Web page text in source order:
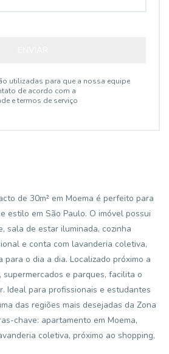
utilizadas para que a nossa equipe
de acordo com a
e termos de serviço
de 30m² em Moema é perfeito para
estilo em São Paulo. O imóvel possui
sala de estar iluminada, cozinha
e conta com lavanderia coletiva,
para o dia a dia. Localizado próximo a
e parques, facilita o
Ideal para profissionais e estudantes
das regiões mais desejadas da Zona
chave: apartamento em Moema,
coletiva, próximo ao shopping,